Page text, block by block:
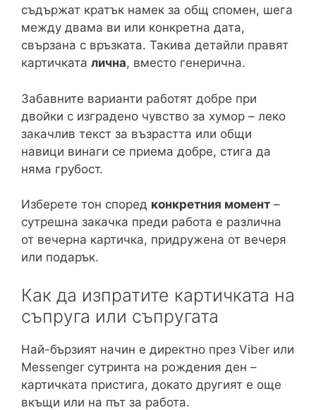
съдържат кратък намек за общ спомен, шега
между двама ви или конкретна дата,
свързана с връзката. Такива детайли правят
картичката лична, вместо генерична.
Забавните варианти работят добре при
двойки с изградено чувство за хумор – леко
закачлив текст за възрастта или общи
навици винаги се приема добре, стига да
няма грубост.
Изберете тон според конкретния момент –
сутрешна закачка преди работа е различна
от вечерна картичка, придружена от вечеря
или подарък.
Как да изпратите картичката на
съпруга или съпругата
Най-бързият начин е директно през Viber или
Messenger сутринта на рождения ден –
картичката пристига, докато другият е още
вкъщи или на път за работа.